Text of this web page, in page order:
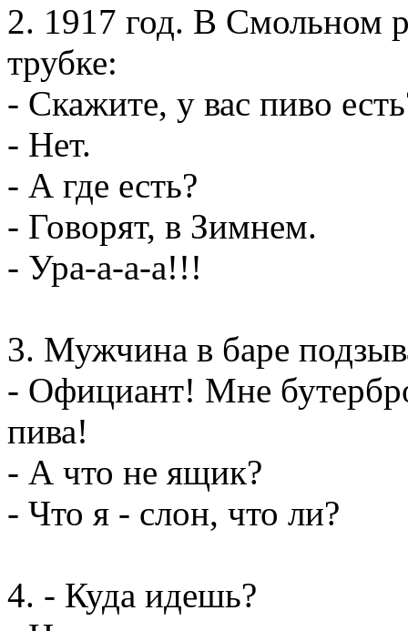
2. 1917 год. В Смольном
трубке:
- Скажите, у вас пиво
- Hет.
- А где есть?
- Говорят, в Зимнем.
- Ура-а-а-а!!!
3. Мужчина в баре
- Официант! Мне
пива!
- А что не ящик?
- Что я - слон, что ли?
4. - Куда идешь?